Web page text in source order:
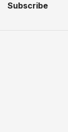
Subscribe